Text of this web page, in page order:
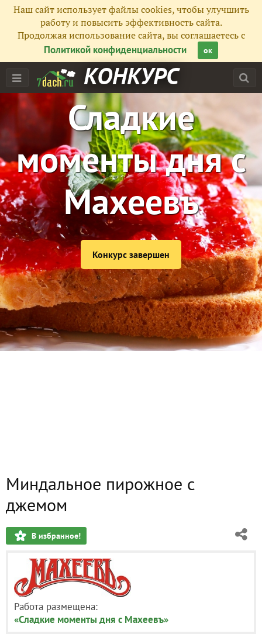
КОНКУРС
Сладкие
моменты дня с
Махеевъ
Конкурс завершен
Наш сайт использует файлы cookies, чтобы улучшить
работу и повысить эффективность сайта.
Продолжая использование сайта, вы соглашаетесь с
Политикой конфиденциальности
ок
Миндальное пирожное с
джемом
В избранное!
Работа размещена:
«Сладкие моменты дня с Махеевъ»